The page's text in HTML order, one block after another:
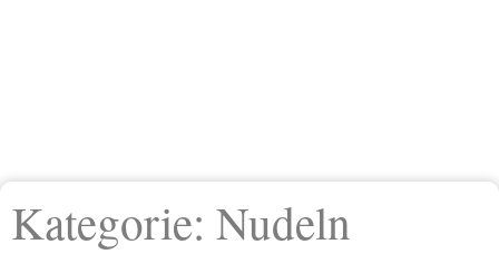
Kategorie: Nudeln